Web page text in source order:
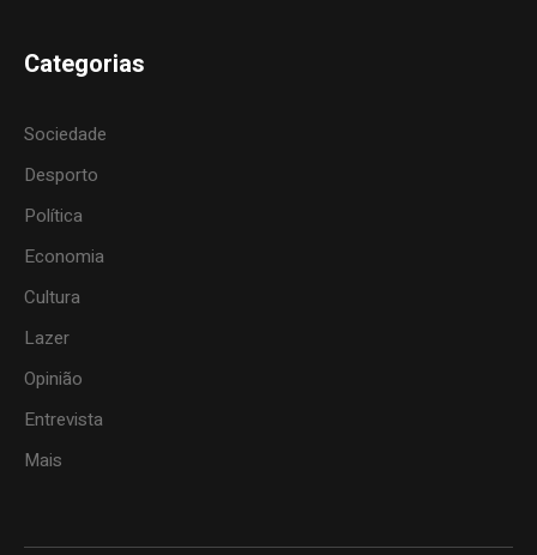
Categorias
Sociedade
Desporto
Política
Economia
Cultura
Lazer
Opinião
Entrevista
Mais